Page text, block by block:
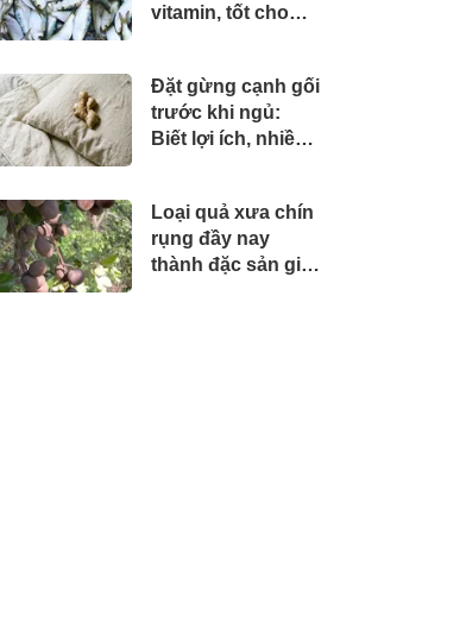
vitamin, tốt cho
đồng là mua được
ở chợ Việt
Đặt gừng cạnh gối
trước khi ngủ:
Biết lợi ích, nhiều
Loại quả xưa chín
rụng đầy nay
thành đặc sản giá